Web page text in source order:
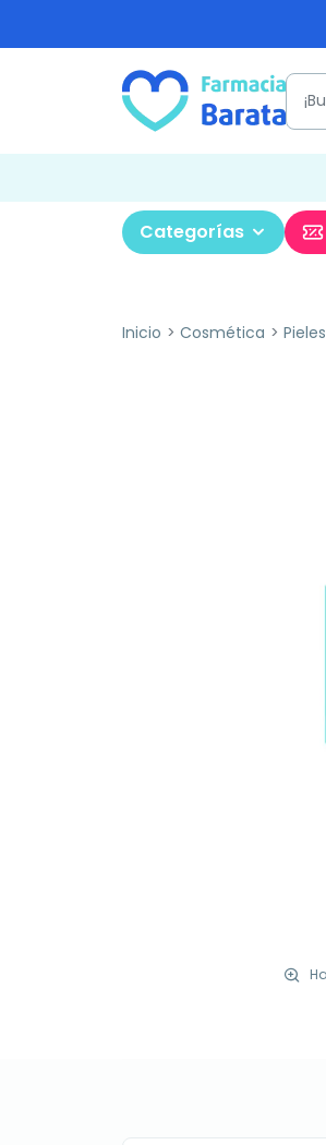
Categorías
Inicio Cosmética